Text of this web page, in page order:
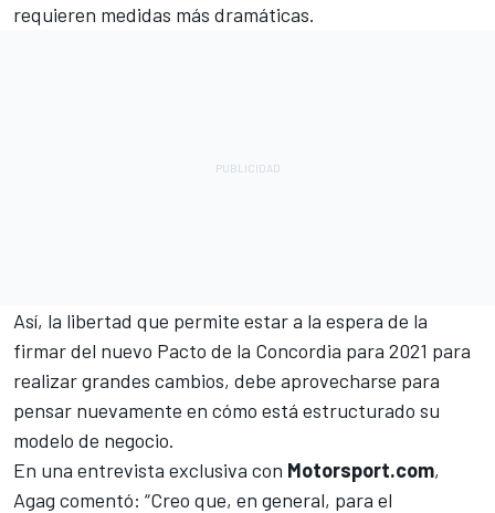
requieren medidas más dramáticas.
Así, la libertad que permite estar a la espera de la
firmar del nuevo Pacto de la Concordia para 2021 para
realizar grandes cambios, debe aprovecharse para
pensar nuevamente en cómo está estructurado su
modelo de negocio.
En una entrevista exclusiva con Motorsport.com,
Agag comentó: “Creo que, en general, para el